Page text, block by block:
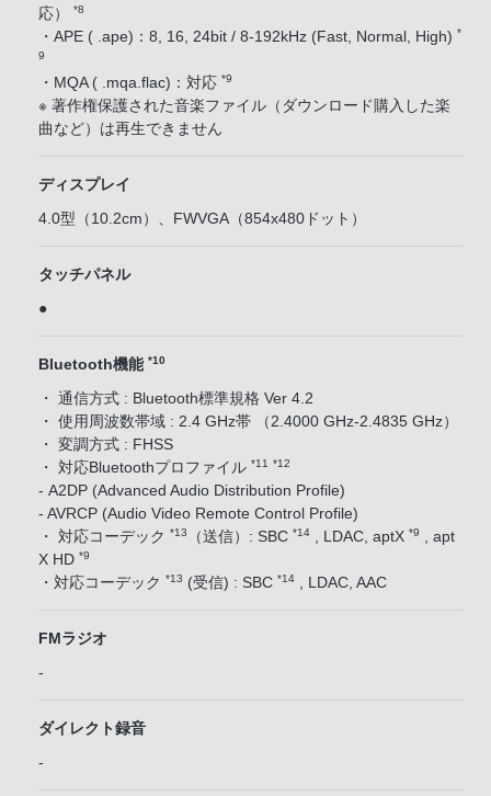
応） *8
・APE ( .ape)：8, 16, 24bit / 8-192kHz (Fast, Normal, High) *
9
・MQA ( .mqa.flac)：対応 *9
※ 著作権保護された音楽ファイル（ダウンロード購入した楽
曲など）は再生できません
ディスプレイ
4.0型（10.2cm）、FWVGA（854x480ドット）
タッチパネル
●
Bluetooth機能 *10
・ 通信方式 : Bluetooth標準規格 Ver 4.2
・ 使用周波数帯域 : 2.4 GHz帯 （2.4000 GHz-2.4835 GHz）
・ 変調方式 : FHSS
・ 対応Bluetoothプロファイル *11 *12
- A2DP (Advanced Audio Distribution Profile)
- AVRCP (Audio Video Remote Control Profile)
・ 対応コーデック *13 （送信）: SBC *14 , LDAC, aptX *9 , apt
X HD *9
・対応コーデック *13 (受信) : SBC *14 , LDAC, AAC
FMラジオ
-
ダイレクト録音
-